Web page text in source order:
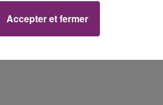
Accepter et fermer